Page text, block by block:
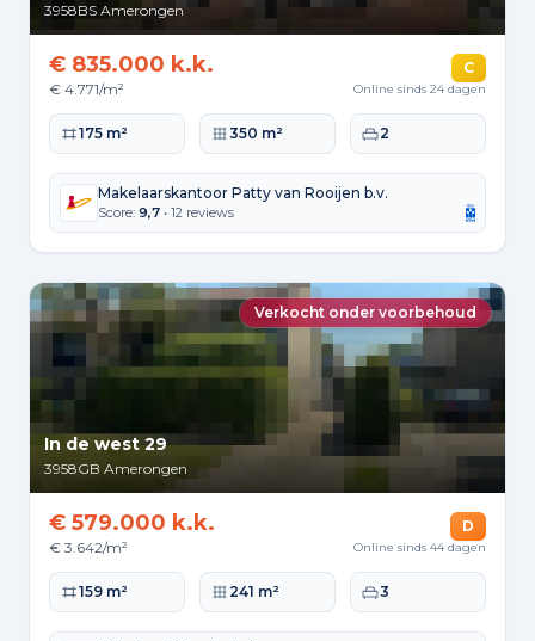
3958BS Amerongen
€ 835.000 k.k.
€ 4.771/m²
C
Online sinds 24 dagen
Woonoppervlakte
175 m² Perceeloppervlakte
350 m² Slaapkamers
2
Makelaarskantoor Patty van Rooijen b.v.
Score: 9,7 • 12 reviews
Verkocht onder voorbehoud
In de west 29
3958GB Amerongen
€ 579.000 k.k.
€ 3.642/m²
D
Online sinds 44 dagen
Woonoppervlakte
159 m² Perceeloppervlakte
241 m² Slaapkamers
3